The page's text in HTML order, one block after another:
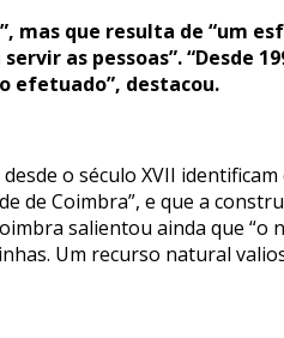
mas que resulta de “um
as pessoas”. “Desde
efetuado”, destacou.
o século XVII
de Coimbra”, e que a
salientou ainda que “o
Um recurso natural